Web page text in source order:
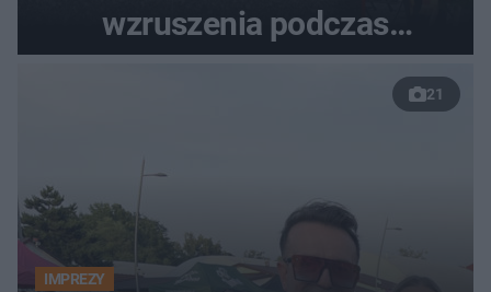
wzruszenia podczas
21
IMPREZY